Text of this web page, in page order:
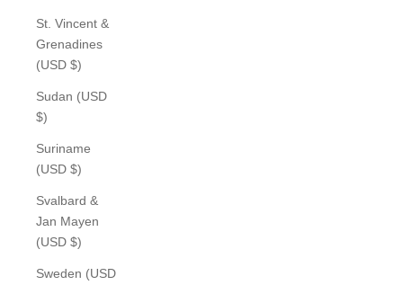
St. Vincent &
Grenadines
(USD $)
Sudan (USD
$)
Suriname
(USD $)
Svalbard &
Jan Mayen
(USD $)
Sweden (USD